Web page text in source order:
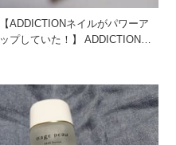
【ADDICTIONネイルがパワーア
ップしていた！】 ADDICTIONは